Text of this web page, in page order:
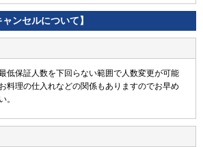
ンセルについて】
低保証人数を下回らない範囲で人数変更が可能
料理の仕入れなどの関係もありますのでお早め
。